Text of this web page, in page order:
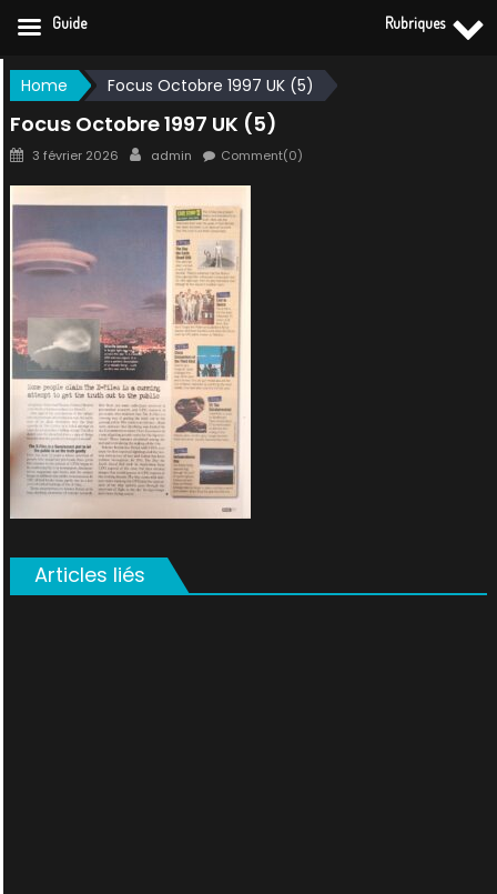
Skip
to
content
Home Focus Octobre 1997 UK (5)
Focus Octobre 1997 UK (5)
Posted
3 février 2026 Author
admin Comment(0)
Articles liés
Guide Rubriques